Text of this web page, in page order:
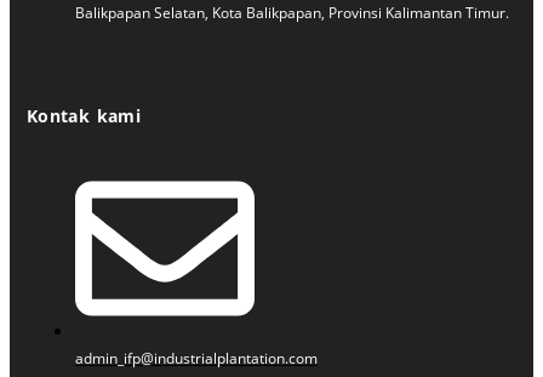
Balikpapan Selatan, Kota Balikpapan, Provinsi Kalimantan Timur.
Kontak kami
admin_ifp@industrialplantation.com